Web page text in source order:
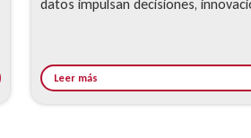
datos impulsan decisiones,
Leer más